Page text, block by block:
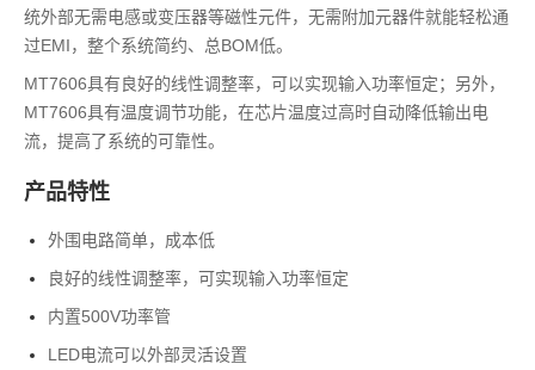
统外部无需电感或变压器等磁性元件，无需附加元器件就能轻松通
过EMI，整个系统简约、总BOM低。
MT7606具有良好的线性调整率，可以实现输入功率恒定；另外，
MT7606具有温度调节功能，在芯片温度过高时自动降低输出电
流，提高了系统的可靠性。
产品特性
外围电路简单，成本低
良好的线性调整率，可实现输入功率恒定
内置500V功率管
LED电流可以外部灵活设置